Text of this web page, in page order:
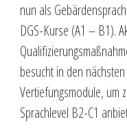
nun als
DGS-Kurse (A1 – B1).
besucht in den
Vertiefungsmodule, um
Sprachlevel B2-C1